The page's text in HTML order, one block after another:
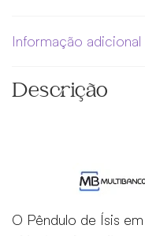
Informação adicional
Descrição
O Pêndulo de Ísis